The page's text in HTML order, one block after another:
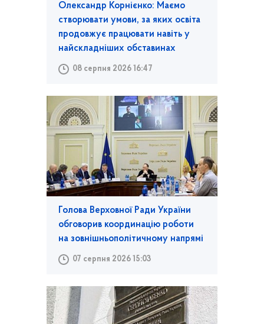
Олександр Корнієнко: Маємо
створювати умови, за яких освіта
продовжує працювати навіть у
найскладніших обставинах
08 серпня 2026 16:47
Голова Верховної Ради України
обговорив координацію роботи
на зовнішньополітичному напрямі
07 серпня 2026 15:03